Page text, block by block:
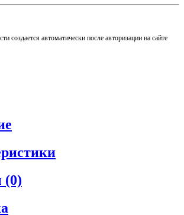
создается автоматически после авторизации на сайте